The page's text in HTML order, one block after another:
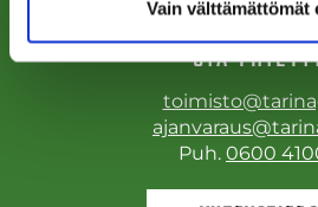
Vain välttämättömät
OTA
Puh. 0600